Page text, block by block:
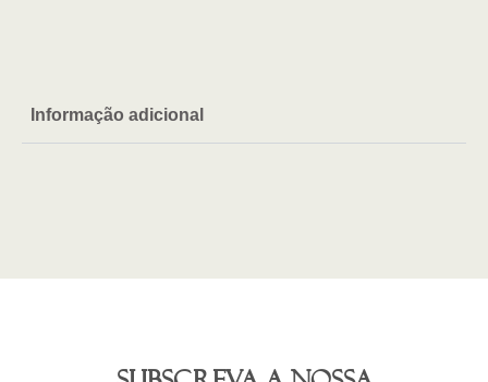
Informação adicional